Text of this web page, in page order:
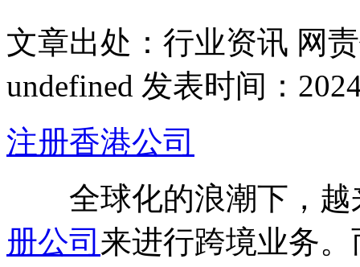
文章出处：行业资讯 网
undefined 发表时间：
注册香港公司
全球化的浪潮下，越
册公司 来进行跨境业务